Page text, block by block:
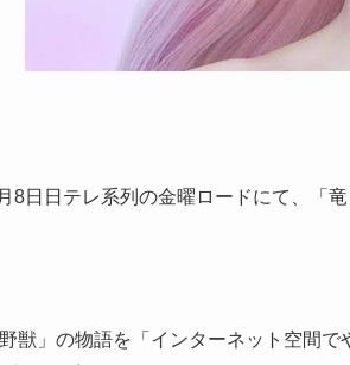
8日日テレ系列の金曜ロードにて、「
野獣」の物語を「インターネット空間